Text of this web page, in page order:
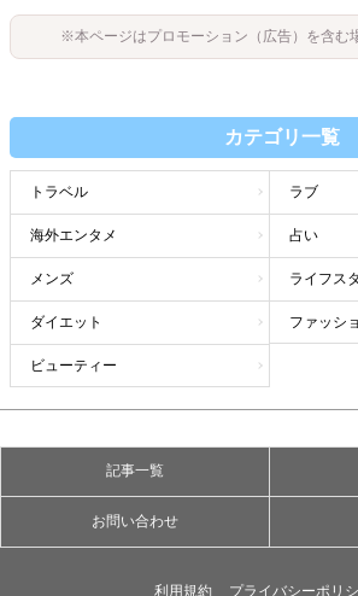
※本ページはプロモーション（広告）を含む
カテゴリ一覧
トラベル ラブ
海外エンタメ 占い
メンズ ライフス
ダイエット ファッシ
ビューティー
記事一覧
お問い合わせ
利用規約 プライバシーポリ